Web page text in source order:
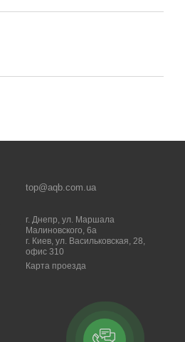
top@aqb.com.ua
г. Днепр, ул. Маршала
Малиновского, 6а
г. Киев, ул. Васильковская, 28,
офис 310
Карта проезда